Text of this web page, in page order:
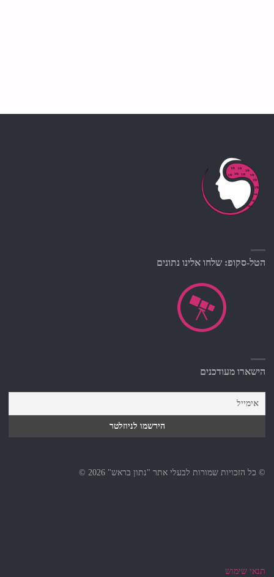
הטל-סקופ: שלחו אלינו נתונים
הישארו מעודכנים
© כל הזכויות שמורות לבעלי אתר "נתון בראש" 2026 ©
תנאי שימוש